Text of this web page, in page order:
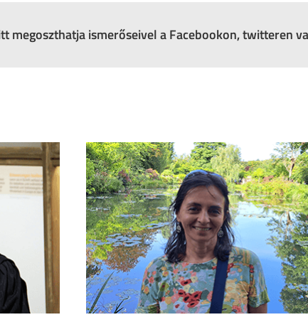
megoszthatja ismerőseivel a Facebookon, twitteren